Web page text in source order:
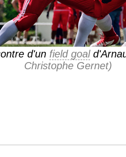
d'un field goal
Christophe Gernet)